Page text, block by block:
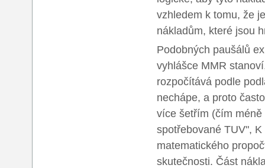
vzhledem k tomu, že
nákladům, které jsou
Podobných paušálů
vyhlášce MMR
rozpočítává podle
nechápe, a proto
více šetřím (čím
spotřebované TUV",
matematického
skutečnosti. Část